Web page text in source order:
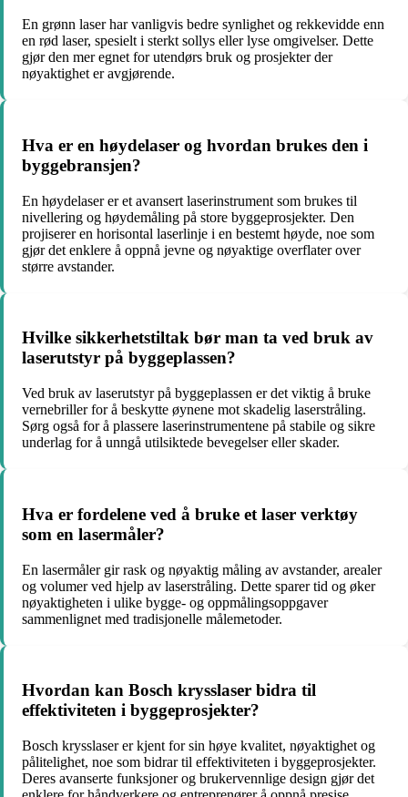
En grønn laser har vanligvis bedre synlighet og rekkevidde enn
en rød laser, spesielt i sterkt sollys eller lyse omgivelser. Dette
gjør den mer egnet for utendørs bruk og prosjekter der
nøyaktighet er avgjørende.
Hva er en høydelaser og hvordan brukes den i
byggebransjen?
En høydelaser er et avansert laserinstrument som brukes til
nivellering og høydemåling på store byggeprosjekter. Den
projiserer en horisontal laserlinje i en bestemt høyde, noe som
gjør det enklere å oppnå jevne og nøyaktige overflater over
større avstander.
Hvilke sikkerhetstiltak bør man ta ved bruk av
laserutstyr på byggeplassen?
Ved bruk av laserutstyr på byggeplassen er det viktig å bruke
vernebriller for å beskytte øynene mot skadelig laserstråling.
Sørg også for å plassere laserinstrumentene på stabile og sikre
underlag for å unngå utilsiktede bevegelser eller skader.
Hva er fordelene ved å bruke et laser verktøy
som en lasermåler?
En lasermåler gir rask og nøyaktig måling av avstander, arealer
og volumer ved hjelp av laserstråling. Dette sparer tid og øker
nøyaktigheten i ulike bygge- og oppmålingsoppgaver
sammenlignet med tradisjonelle målemetoder.
Hvordan kan Bosch krysslaser bidra til
effektiviteten i byggeprosjekter?
Bosch krysslaser er kjent for sin høye kvalitet, nøyaktighet og
pålitelighet, noe som bidrar til effektiviteten i byggeprosjekter.
Deres avanserte funksjoner og brukervennlige design gjør det